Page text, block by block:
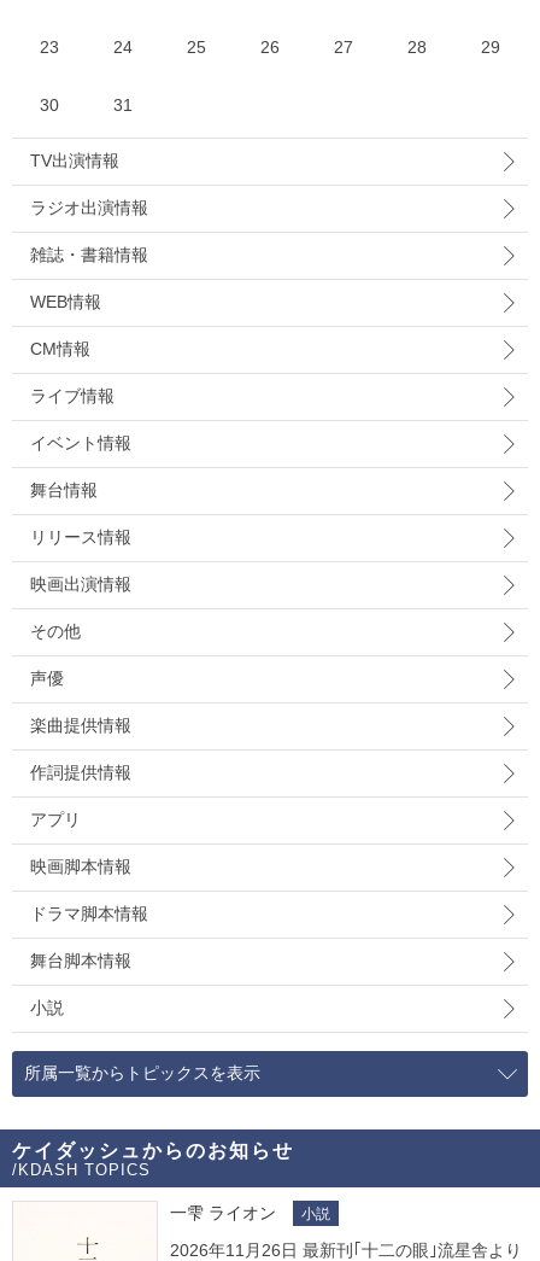
23 24 25 26 27 28 29
30 31
TV出演情報
ラジオ出演情報
雑誌・書籍情報
WEB情報
CM情報
ライブ情報
イベント情報
舞台情報
リリース情報
映画出演情報
その他
声優
楽曲提供情報
作詞提供情報
アプリ
映画脚本情報
ドラマ脚本情報
舞台脚本情報
小説
所属一覧からトピックスを表示
ケイダッシュからのお知らせ
/KDASH TOPICS
一雫 ライオン 小説
2026年11月26日 最新刊｢十二の眼｣流星舎より